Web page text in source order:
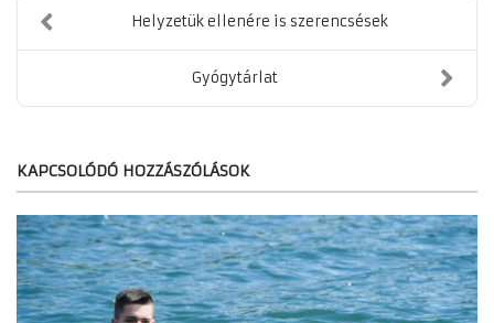
Helyzetük ellenére is szerencsések
Gyógytárlat
KAPCSOLÓDÓ HOZZÁSZÓLÁSOK